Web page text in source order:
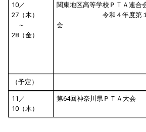
10／
27（木）
～
28（金）
関東地区高等学校ＰＴＡ連合
令和４年度第１
会
（予定）
11／
10（木）
第64回神奈川県ＰＴＡ大会